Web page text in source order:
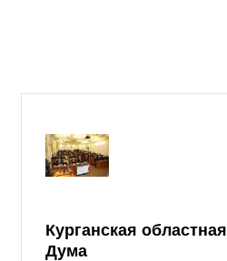
Курганская областная
Дума